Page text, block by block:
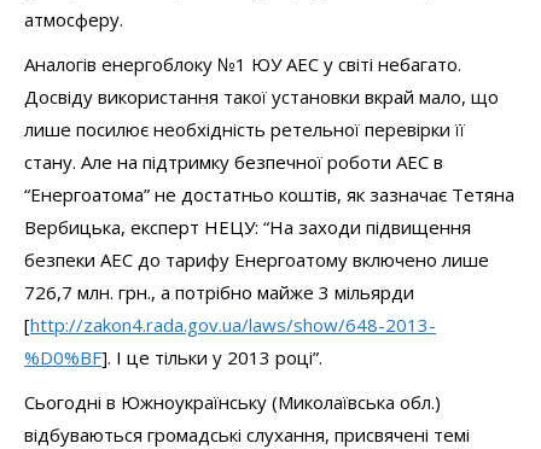
атмосферу.
Аналогів енергоблоку №1 ЮУ АЕС у світі небагато.
Досвіду використання такої установки вкрай мало, що
лише посилює необхідність ретельної перевірки її
стану. Але на підтримку безпечної роботи АЕС в
“Енергоатома” не достатньо коштів, як зазначає Тетяна
Вербицька, експерт НЕЦУ: “На заходи підвищення
безпеки АЕС до тарифу Енергоатому включено лише
726,7 млн. грн., а потрібно майже 3 мільярди
[http://zakon4.rada.gov.ua/laws/show/648-2013-
%D0%BF]. І це тільки у 2013 році”.
Сьогодні в Южноукраїнську (Миколаївська обл.)
відбуваються громадські слухання, присвячені темі